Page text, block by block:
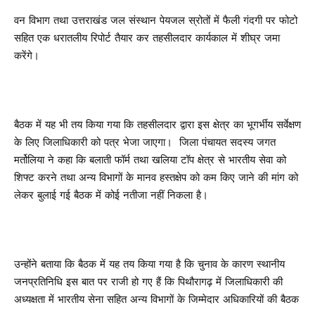
वन विभाग तथा उत्तराखंड जल संस्थान पेयजल स्रोतों में फैली गंदगी पर फोटो
सहित एक धरातलीय रिपोर्ट तैयार कर तहसीलदार कार्यकाल में शीघ्र जमा
करेंगे।
बैठक में यह भी तय किया गया कि तहसीलदार द्वारा इस क्षेत्र का भूगर्भीय सर्वेक्षण
के लिए जिलाधिकारी को पत्र भेजा जाएगा। जिला पंचायत सदस्य जगत
मर्तोलिया ने कहा कि बलाती फॉर्म तथा खलिया टॉप क्षेत्र से भारतीय सेवा को
शिफ्ट करने तथा अन्य विभागों के मानव हस्तक्षेप को कम किए जाने की मांग को
लेकर बुलाई गई बैठक में कोई नतीजा नहीं निकला है।
उन्होंने बताया कि बैठक में यह तय किया गया है कि चुनाव के कारण स्थानीय
जनप्रतिनिधि इस बात पर राजी हो गए हैं कि पिथौरागढ़ में जिलाधिकारी की
अध्यक्षता में भारतीय सेना सहित अन्य विभागों के जिम्मेदार अधिकारियों की बैठक